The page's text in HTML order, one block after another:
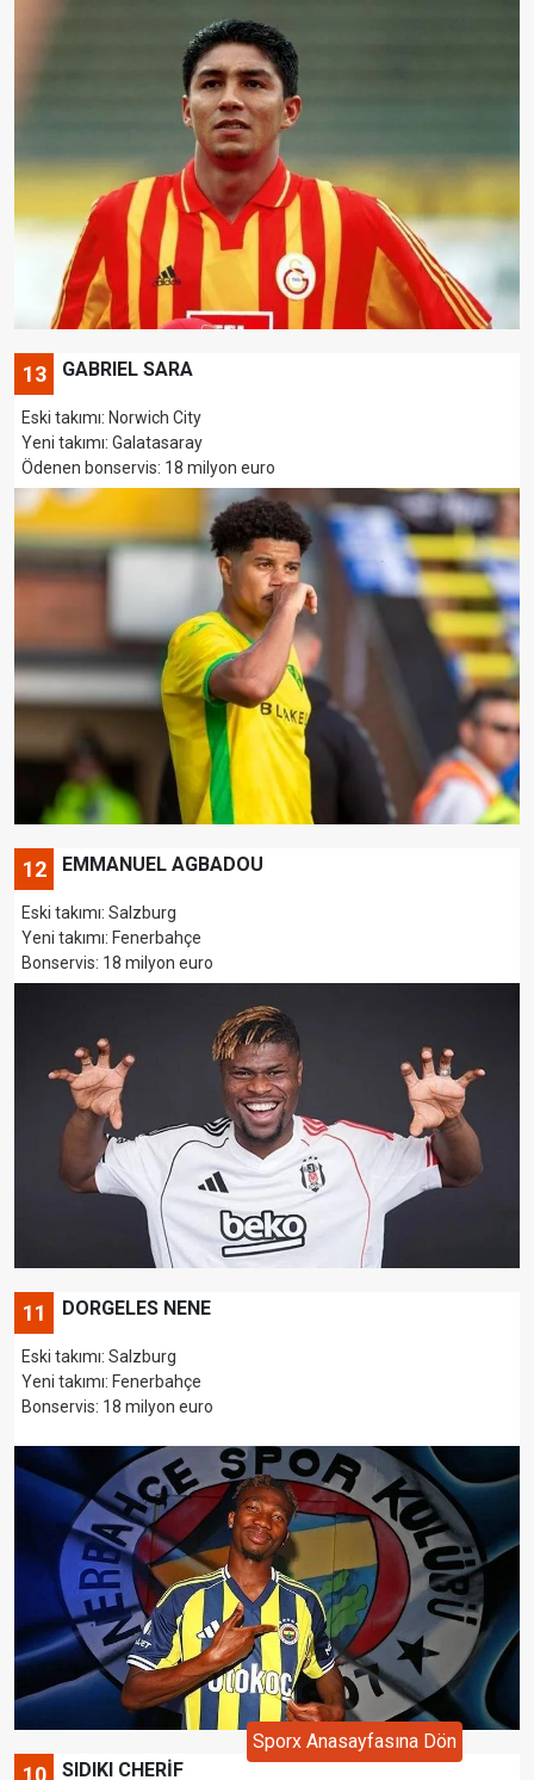
13 GABRIEL SARA
Eski takımı: Norwich City
Yeni takımı: Galatasaray
Ödenen bonservis: 18 milyon euro
12 EMMANUEL AGBADOU
Eski takımı: Salzburg
Yeni takımı: Fenerbahçe
Bonservis: 18 milyon euro
11 DORGELES NENE
Eski takımı: Salzburg
Yeni takımı: Fenerbahçe
Bonservis: 18 milyon euro
10 SIDIKI CHERİF
Sporx Anasayfasına Dön